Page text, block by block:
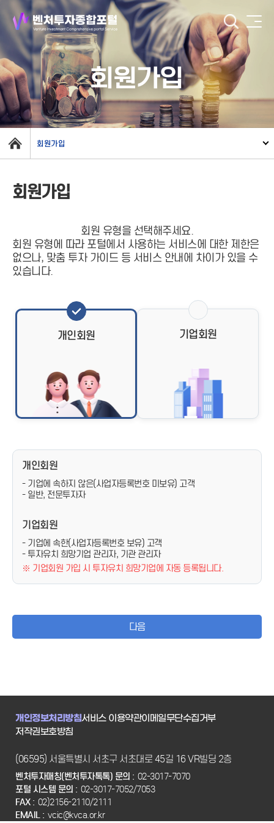
회원가입
회원가입
회원가입
회원 유형을 선택해주세요.
회원 유형에 따라 포털에서 사용하는 서비스에 대한 제한은
없으나, 맞춤 투자 가이드 등 서비스 안내에 차이가 있을 수
있습니다.
개인회원 기업회원
개인회원
- 기업에 속하지 않은(사업자등록번호 미보유) 고객
- 일반, 전문투자자
기업회원
- 기업에 속한(사업자등록번호 보유) 고객
- 투자유치 희망기업 관리자, 기관 관리자
※ 기업회원 가입 시 투자유치 희망기업에 자동 등록됩니다.
다음
개인정보처리방침서비스 이용약관이메일무단수집거부
저작권보호방침
(06595) 서울특별시 서초구 서초대로 45길 16 VR빌딩 2층
벤처투자매칭(벤처투자톡톡) 문의 : 02-3017-7070
포털 시스템 문의 : 02-3017-7052/7053
FAX : 02)2156-2110/2111
EMAIL : vcic@kvca.or.kr